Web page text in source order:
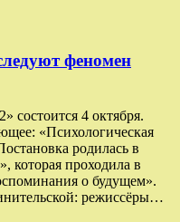
феномен
состоится 4 октября.
«Психологическая
родилась в
которая проходила в
о будущем».
режиссёры…